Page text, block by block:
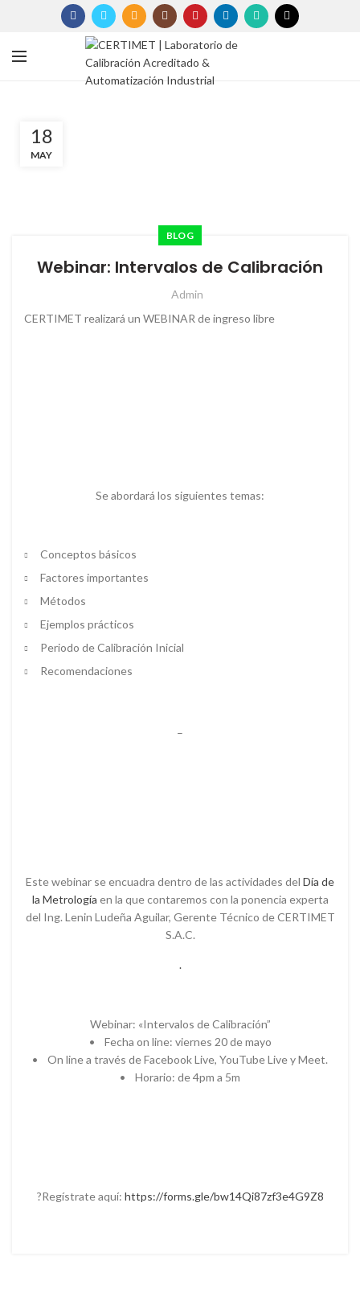
18
MAY
BLOG
Webinar: Intervalos de Calibración
Admin
CERTIMET realizará un WEBINAR de ingreso libre
Se abordará los siguientes temas:
Conceptos básicos
Factores importantes
Métodos
Ejemplos prácticos
Periodo de Calibración Inicial
Recomendaciones
–
Este webinar se encuadra dentro de las actividades del Día de
la Metrología en la que contaremos con la ponencia experta
del Ing. Lenin Ludeña Aguilar, Gerente Técnico de CERTIMET
S.A.C.
.
Webinar: «Intervalos de Calibración”
• Fecha on line: viernes 20 de mayo
• On line a través de Facebook Live, YouTube Live y Meet.
• Horario: de 4pm a 5m
?Regístrate aquí: https://forms.gle/bw14Qi87zf3e4G9Z8